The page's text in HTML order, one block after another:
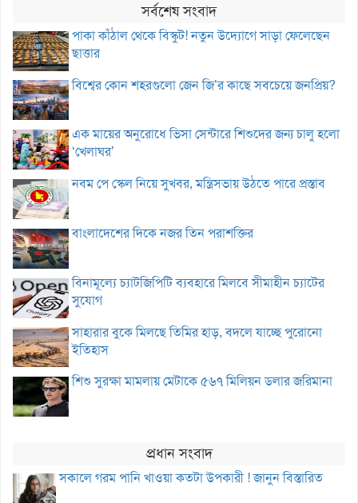
সর্বশেষ সংবাদ
পাকা কাঁঠাল থেকে বিস্কুট! নতুন উদ্যোগে সাড়া ফেলেছেন
ছাত্তার
বিশ্বের কোন শহরগুলো জেন জি’র কাছে সবচেয়ে জনপ্রিয়?
এক মায়ের অনুরোধে ভিসা সেন্টারে শিশুদের জন্য চালু হলো
‘খেলাঘর’
নবম পে স্কেল নিয়ে সুখবর, মন্ত্রিসভায় উঠতে পারে প্রস্তাব
বাংলাদেশের দিকে নজর তিন পরাশক্তির
বিনামূল্যে চ্যাটজিপিটি ব্যবহারে মিলবে সীমাহীন চ্যাটের
সুযোগ
সাহারার বুকে মিলছে তিমির হাড়, বদলে যাচ্ছে পুরোনো
ইতিহাস
শিশু সুরক্ষা মামলায় মেটাকে ৫৬৭ মিলিয়ন ডলার জরিমানা
প্রধান সংবাদ
সকালে গরম পানি খাওয়া কতটা উপকারী ! জানুন বিস্তারিত